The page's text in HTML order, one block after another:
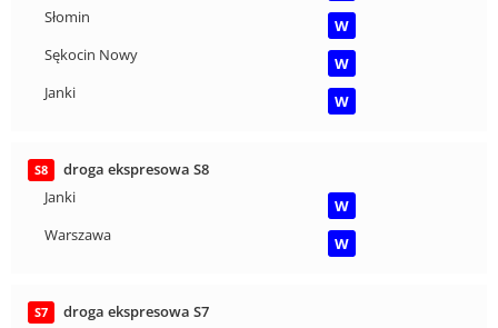
Słomin
W
Sękocin Nowy
W
Janki
W
S8
droga ekspresowa S8
Janki
W
Warszawa
W
S7
droga ekspresowa S7